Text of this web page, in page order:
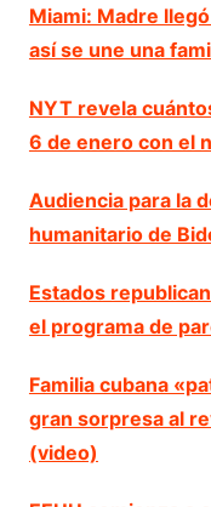
Miami: Madre
así se une una
NYT revela
6 de enero con el
Audiencia para la
humanitario de
Estados
el programa de
Familia cubana
gran sorpresa al
(video)